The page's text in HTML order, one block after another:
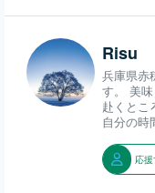
Risu
兵庫県赤
す。 美
赴くとこ
自分の時
応援